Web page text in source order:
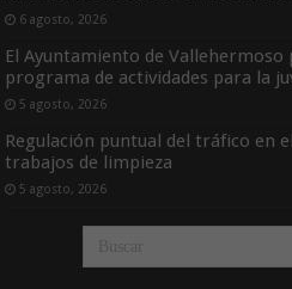
6 agosto, 2026
El Ayuntamiento de Vallehermoso
programa de actividades para la
5 agosto, 2026
Regulación puntual del tráfico en
trabajos de limpieza
5 agosto, 2026